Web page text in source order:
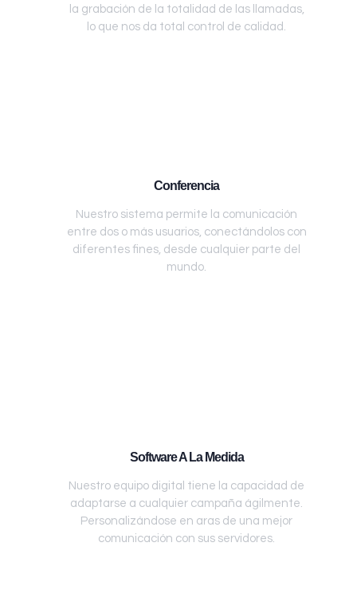
la grabación de la totalidad de las llamadas,
lo que nos da total control de calidad.
Conferencia
Nuestro sistema permite la comunicación
entre dos o más usuarios, conectándolos con
diferentes fines, desde cualquier parte del
mundo.
Software A La Medida
Nuestro equipo digital tiene la capacidad de
adaptarse a cualquier campaña ágilmente.
Personalizándose en aras de una mejor
comunicación con sus servidores.